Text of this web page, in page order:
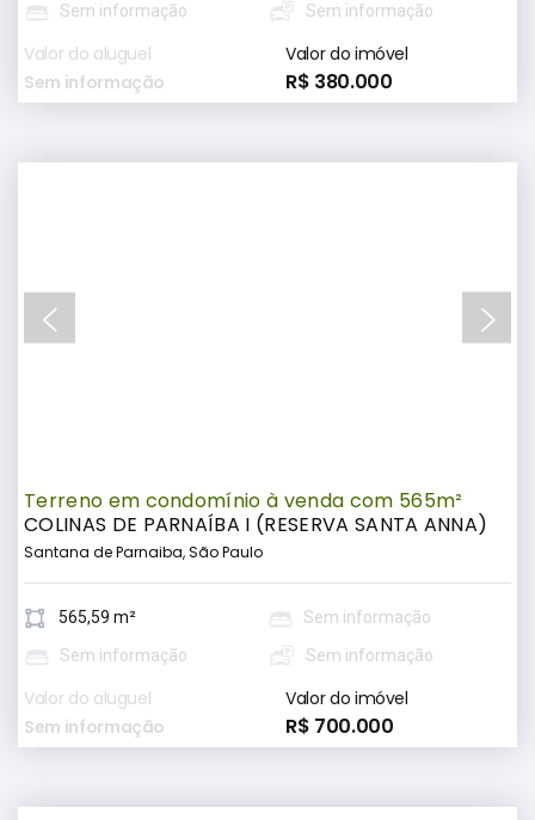
Sem informação
Sem informação
Valor do aluguel
Sem informação
Valor do imóvel
R$ 380.000
Terreno em condomínio à venda com 565m²
COLINAS DE PARNAÍBA I (RESERVA SANTA ANNA)
Santana de Parnaiba, São Paulo
565,59 m²
Sem informação
Sem informação
Sem informação
Valor do aluguel
Sem informação
Valor do imóvel
R$ 700.000